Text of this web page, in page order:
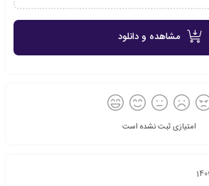
مشاهده و دانلود
امتیازی ثبت نشده است